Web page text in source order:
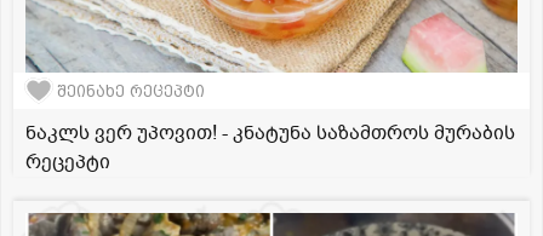
შეინახე რეცეპტი
ნაკლს ვერ უპოვით! - კნატუნა საზამთროს მურაბის
რეცეპტი